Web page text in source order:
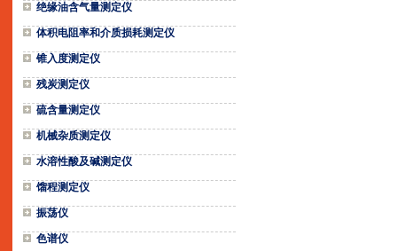
绝缘油含气量测定仪
体积电阻率和介质损耗测定仪
锥入度测定仪
残炭测定仪
硫含量测定仪
机械杂质测定仪
水溶性酸及碱测定仪
馏程测定仪
振荡仪
色谱仪